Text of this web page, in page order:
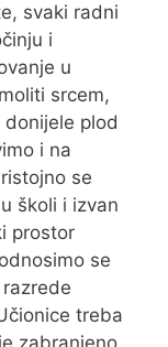
svaki radni
i
u
srcem,
plod
i na
se
školi i izvan
prostor
se
treba